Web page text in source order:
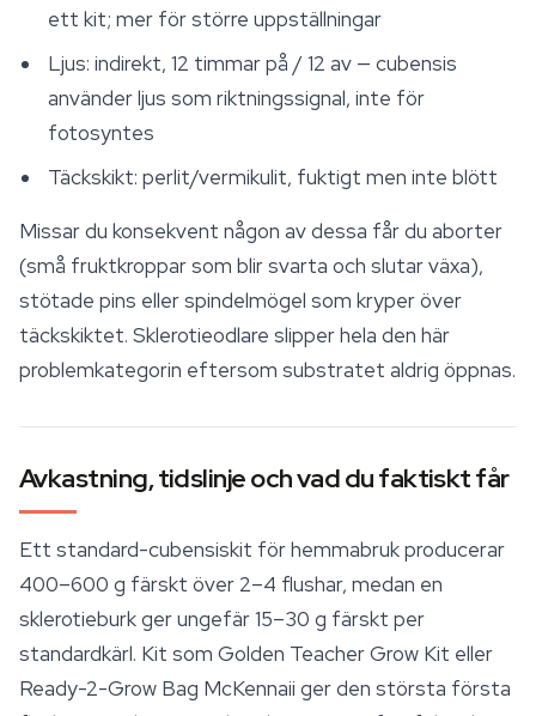
ett kit; mer för större uppställningar
Ljus: indirekt, 12 timmar på / 12 av — cubensis
använder ljus som riktningssignal, inte för
fotosyntes
Täckskikt: perlit/vermikulit, fuktigt men inte blött
Missar du konsekvent någon av dessa får du aborter
(små fruktkroppar som blir svarta och slutar växa),
stötade pins eller spindelmögel som kryper över
täckskiktet. Sklerotieodlare slipper hela den här
problemkategorin eftersom substratet aldrig öppnas.
Avkastning, tidslinje och vad du faktiskt får
Ett standard-cubensiskit för hemmabruk producerar
400–600 g färskt över 2–4 flushar, medan en
sklerotieburk ger ungefär 15–30 g färskt per
standardkärl. Kit som Golden TeacherGrow Kit eller
Ready-2-Grow Bag McKennaii ger den största första